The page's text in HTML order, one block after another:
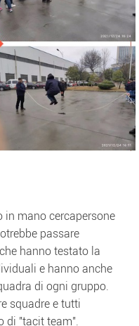
in mano cercapersone
passare
hanno testato la
e hanno anche
di ogni gruppo.
squadre e tutti
di "tacit team".